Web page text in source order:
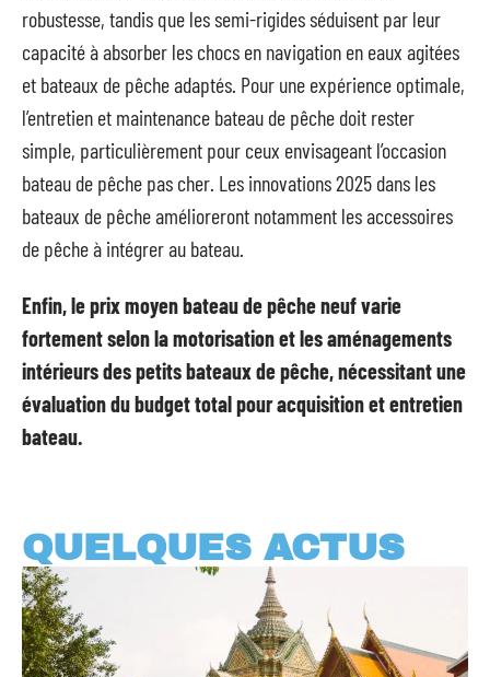
robustesse, tandis que les semi-rigides séduisent par leur
capacité à absorber les chocs en navigation en eaux agitées
et bateaux de pêche adaptés. Pour une expérience optimale,
l’entretien et maintenance bateau de pêche doit rester
simple, particulièrement pour ceux envisageant l’occasion
bateau de pêche pas cher. Les innovations 2025 dans les
bateaux de pêche amélioreront notamment les accessoires
de pêche à intégrer au bateau.
Enfin, le prix moyen bateau de pêche neuf varie
fortement selon la motorisation et les aménagements
intérieurs des petits bateaux de pêche, nécessitant une
évaluation du budget total pour acquisition et entretien
bateau.
QUELQUES ACTUS